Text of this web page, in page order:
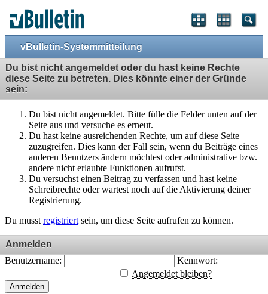
vBulletin-Systemmitteilung
Du bist nicht angemeldet oder du hast keine Rechte
diese Seite zu betreten. Dies könnte einer der Gründe
sein:
Du bist nicht angemeldet. Bitte fülle die Felder unten auf der
Seite aus und versuche es erneut.
Du hast keine ausreichenden Rechte, um auf diese Seite
zuzugreifen. Dies kann der Fall sein, wenn du Beiträge eines
anderen Benutzers ändern möchtest oder administrative bzw.
andere nicht erlaubte Funktionen aufrufst.
Du versuchst einen Beitrag zu verfassen und hast keine
Schreibrechte oder wartest noch auf die Aktivierung deiner
Registrierung.
Du musst registriert sein, um diese Seite aufrufen zu können.
Anmelden
Benutzername:
Kennwort:
Angemeldet bleiben?
Anmelden